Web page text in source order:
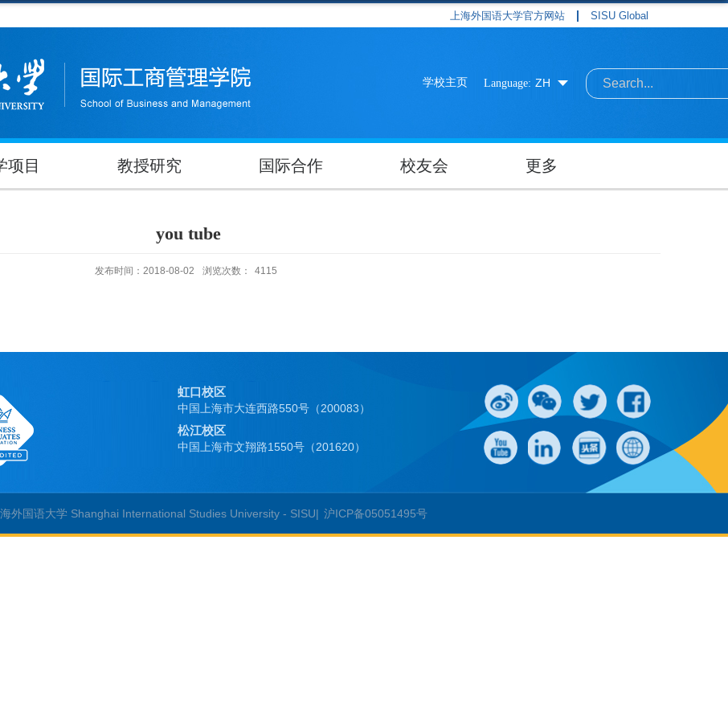
上海外国语大学官方网站 SISU Global
学校主页 Language: ZH
项目 教授研究 国际合作 校友会 更多
you tube
发布时间：2018-08-02 浏览次数： 4115
虹口校区
中国上海市大连西路550号（200083）
松江校区
中国上海市文翔路1550号（201620）
外国语大学 Shanghai International Studies University - SISU| 沪ICP备05051495号